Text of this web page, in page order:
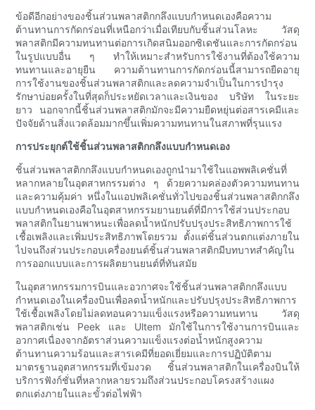
ข้อดีอีกอย่างของชิ้นส่วนพลาสติกกลึงแบบกำหนดเองคือความ
ต้านทานการกัดกร่อนที่เหนือกว่าเมื่อเทียบกับชิ้นส่วนโลหะ วัสดุ
พลาสติกมีความทนทานต่อการเกิดสนิมออกซิเดชันและการกัดกร่อน
ในรูปแบบอื่น ๆ ทำให้เหมาะสำหรับการใช้งานที่ต้องใช้ความ
ทนทานและอายุยืน ความต้านทานการกัดกร่อนนี้สามารถยืดอายุ
การใช้งานของชิ้นส่วนพลาสติกและลดความจำเป็นในการบำรุง
รักษาบ่อยครั้งในที่สุดก็ประหยัดเวลาและเงินของ บริษัท ในระยะ
ยาว นอกจากนี้ชิ้นส่วนพลาสติกมักจะมีความยืดหยุ่นต่อสารเคมีและ
ปัจจัยด้านสิ่งแวดล้อมมากขึ้นเพิ่มความทนทานในสภาพที่รุนแรง
การประยุกต์ใช้ชิ้นส่วนพลาสติกกลึงแบบกำหนดเอง
ชิ้นส่วนพลาสติกกลึงแบบกำหนดเองถูกนำมาใช้ในแอพพลิเคชั่นที่
หลากหลายในอุตสาหกรรมต่าง ๆ ด้วยความคล่องตัวความทนทาน
และความคุ้มค่า หนึ่งในแอปพลิเคชั่นทั่วไปของชิ้นส่วนพลาสติกกลึง
แบบกำหนดเองคือในอุตสาหกรรมยานยนต์ที่มีการใช้ส่วนประกอบ
พลาสติกในยานพาหนะเพื่อลดน้ำหนักปรับปรุงประสิทธิภาพการใช้
เชื้อเพลิงและเพิ่มประสิทธิภาพโดยรวม ตั้งแต่ชิ้นส่วนตกแต่งภายใน
ไปจนถึงส่วนประกอบเครื่องยนต์ชิ้นส่วนพลาสติกมีบทบาทสำคัญใน
การออกแบบและการผลิตยานยนต์ที่ทันสมัย
ในอุตสาหกรรมการบินและอวกาศจะใช้ชิ้นส่วนพลาสติกกลึงแบบ
กำหนดเองในเครื่องบินเพื่อลดน้ำหนักและปรับปรุงประสิทธิภาพการ
ใช้เชื้อเพลิงโดยไม่ลดทอนความแข็งแรงหรือความทนทาน วัสดุ
พลาสติกเช่น Peek และ Ultem มักใช้ในการใช้งานการบินและ
อวกาศเนื่องจากอัตราส่วนความแข็งแรงต่อน้ำหนักสูงความ
ต้านทานความร้อนและสารเคมีที่ยอดเยี่ยมและการปฏิบัติตาม
มาตรฐานอุตสาหกรรมที่เข้มงวด ชิ้นส่วนพลาสติกในเครื่องบินให้
บริการฟังก์ชั่นที่หลากหลายรวมถึงส่วนประกอบโครงสร้างแผง
ตกแต่งภายในและขั้วต่อไฟฟ้า